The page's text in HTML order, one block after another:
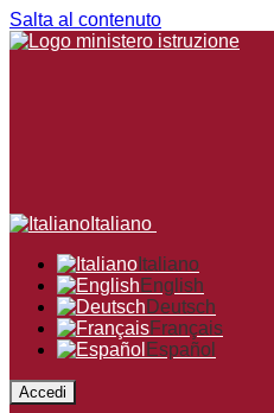
Salta al contenuto
Italiano
Italiano
English
Deutsch
Français
Español
Accedi